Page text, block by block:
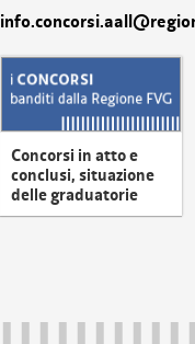
Concorsi in atto e
conclusi, situazione
delle graduatorie